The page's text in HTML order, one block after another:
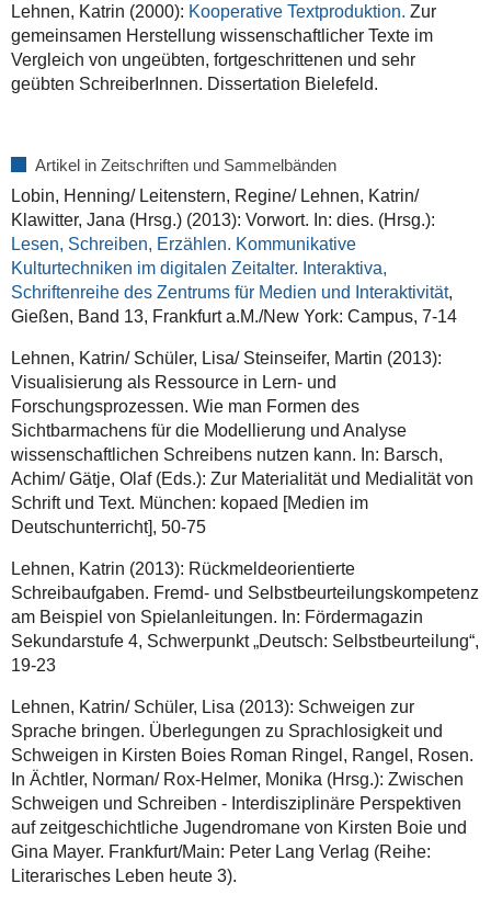
Lehnen, Katrin (2000): Kooperative Textproduktion. Zur
gemeinsamen Herstellung wissenschaftlicher Texte im
Vergleich von ungeübten, fortgeschrittenen und sehr
geübten SchreiberInnen. Dissertation Bielefeld.
Artikel in Zeitschriften und Sammelbänden
Lobin, Henning/ Leitenstern, Regine/ Lehnen, Katrin/
Klawitter, Jana (Hrsg.) (2013): Vorwort. In: dies. (Hrsg.):
Lesen, Schreiben, Erzählen. Kommunikative
Kulturtechniken im digitalen Zeitalter. Interaktiva,
Schriftenreihe des Zentrums für Medien und Interaktivität,
Gießen, Band 13, Frankfurt a.M./New York: Campus, 7-14
Lehnen, Katrin/ Schüler, Lisa/ Steinseifer, Martin (2013):
Visualisierung als Ressource in Lern- und
Forschungsprozessen. Wie man Formen des
Sichtbarmachens für die Modellierung und Analyse
wissenschaftlichen Schreibens nutzen kann. In: Barsch,
Achim/ Gätje, Olaf (Eds.): Zur Materialität und Medialität von
Schrift und Text. München: kopaed [Medien im
Deutschunterricht], 50-75
Lehnen, Katrin (2013): Rückmeldeorientierte
Schreibaufgaben. Fremd- und Selbstbeurteilungskompetenz
am Beispiel von Spielanleitungen. In: Fördermagazin
Sekundarstufe 4, Schwerpunkt „Deutsch: Selbstbeurteilung“,
19-23
Lehnen, Katrin/ Schüler, Lisa (2013): Schweigen zur
Sprache bringen. Überlegungen zu Sprachlosigkeit und
Schweigen in Kirsten Boies Roman Ringel, Rangel, Rosen.
In Ächtler, Norman/ Rox-Helmer, Monika (Hrsg.): Zwischen
Schweigen und Schreiben - Interdisziplinäre Perspektiven
auf zeitgeschichtliche Jugendromane von Kirsten Boie und
Gina Mayer. Frankfurt/Main: Peter Lang Verlag (Reihe:
Literarisches Leben heute 3).